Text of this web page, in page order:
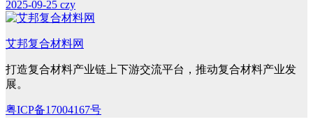
2025-09-25 czy
艾邦复合材料网
打造复合材料产业链上下游交流平台，推动复合材料产业发
展。
粤ICP备17004167号